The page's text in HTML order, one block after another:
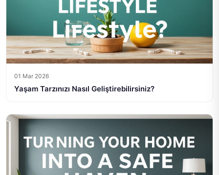
01 Mar 2026
Yaşam Tarzınızı Nasıl Geliştirebilirsiniz?